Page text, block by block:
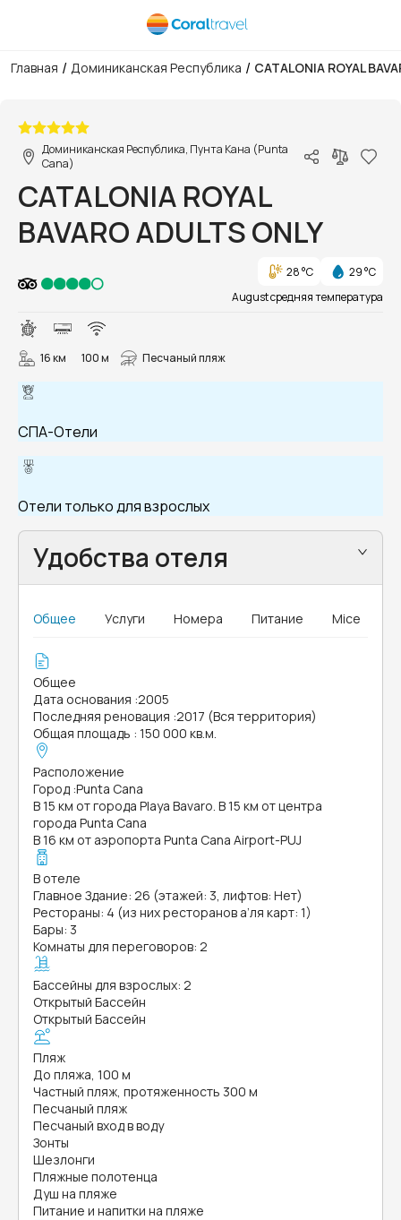
Главная / Доминиканская Республика / CATALONIA ROYAL
Доминиканская Республика, Пунта Кана (Punta
Cana)
CATALONIA ROYAL
BAVARO ADULTS ONLY
28 °C
29 °C
August средняя температура
16 км 100 м Песчаный пляж
СПА-Отели
Отели только для взрослых
Удобства отеля
Общее Услуги Номера Питание Mice
Общее
Дата основания :2005
Последняя реновация :2017 (Вся территория)
Общая площадь : 150 000 кв.м.
Расположение
Город :Punta Cana
В 15 км от города Playa Bavaro. В 15 км от центра
города Punta Cana
В 16 км от аэропорта Punta Cana Airport-PUJ
В отеле
Главное Здание: 26 (этажей: 3, лифтов: Нет)
Рестораны: 4 (из них ресторанов а’ля карт: 1)
Бары: 3
Комнаты для переговоров: 2
Бассейны для взрослых: 2
Открытый Бассейн
Открытый Бассейн
Пляж
До пляжа, 100 м
Частный пляж, протяженность 300 м
Песчаный пляж
Песчаный вход в воду
Зонты
Шезлонги
Пляжные полотенца
Душ на пляже
Питание и напитки на пляже